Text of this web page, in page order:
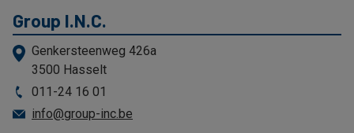
Group I.N.C.
Genkersteenweg 426a
3500 Hasselt
011-24 16 01
info@group-inc.be